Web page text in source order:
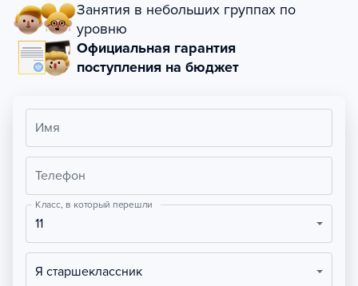
Занятия в небольших группах по
уровню
Официальная гарантия
поступления на бюджет
Имя
Телефон
Класс, в который перешли
11
Я старшеклассник